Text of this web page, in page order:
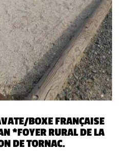
BOXE FRANÇAISE
*FOYER RURAL DE LA
DE TORNAC.